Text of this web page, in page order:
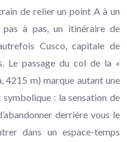
de relier un point A à un
à pas, un itinéraire de
Cusco, capitale de
Le passage du col de la «
4215 m) marque autant une
symbolique : la sensation de
derrière vous le
dans un espace-temps